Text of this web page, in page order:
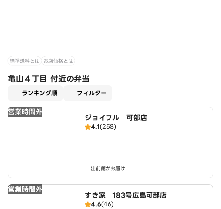
標準送料とは お店価格とは
亀山４丁目 付近の弁当
ランキング順 フィルター
営業時間外
ジョイフル 可部店
4.1(258)
出前館がお届け
営業時間外
すき家 183号広島可部店
4.6(46)